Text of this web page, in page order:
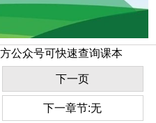
公众号可快速查询课本
下一页
下一章节:无